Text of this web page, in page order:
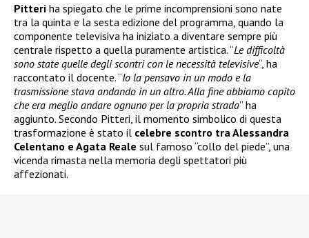
Pitteri ha spiegato che le prime incomprensioni sono nate
tra la quinta e la sesta edizione del programma, quando la
componente televisiva ha iniziato a diventare sempre più
centrale rispetto a quella puramente artistica. “Le difficoltà
sono state quelle degli scontri con le necessità televisive“, ha
raccontato il docente. “Io la pensavo in un modo e la
trasmissione stava andando in un altro. Alla fine abbiamo capito
che era meglio andare ognuno per la propria strada” ha
aggiunto. Secondo Pitteri, il momento simbolico di questa
trasformazione è stato il celebre scontro tra Alessandra
Celentano e Agata Reale sul famoso “collo del piede”, una
vicenda rimasta nella memoria degli spettatori più
affezionati.